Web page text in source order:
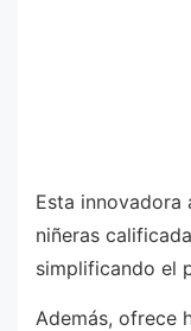
Esta
niñeras
simplificando el
Además, ofrece